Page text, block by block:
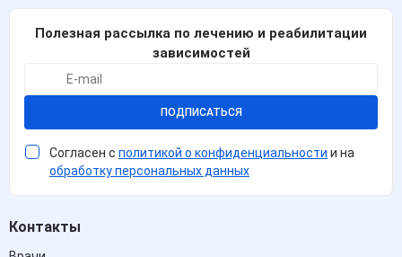
Полезная рассылка по лечению и реабилитации
зависимостей
ПОДПИСАТЬСЯ
Согласен с политикой о конфиденциальности и на
обработку персональных данных
Контакты